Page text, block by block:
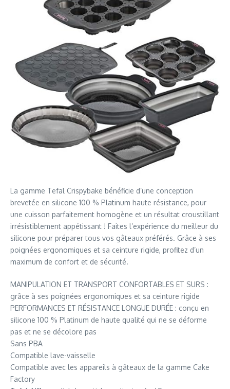
La gamme Tefal Crispybake bénéficie d’une conception
brevetée en silicone 100 % Platinum haute résistance, pour
une cuisson parfaitement homogène et un résultat croustillant
irrésistiblement appétissant ! Faites l’expérience du meilleur du
silicone pour préparer tous vos gâteaux préférés. Grâce à ses
poignées ergonomiques et sa ceinture rigide, profitez d’un
maximum de confort et de sécurité.
MANIPULATION ET TRANSPORT CONFORTABLES ET SURS :
grâce à ses poignées ergonomiques et sa ceinture rigide
PERFORMANCES ET RÉSISTANCE LONGUE DURÉE : conçu en
silicone 100 % Platinum de haute qualité qui ne se déforme
pas et ne se décolore pas
Sans PBA
Compatible lave-vaisselle
Compatible avec les appareils à gâteaux de la gamme Cake
Factory